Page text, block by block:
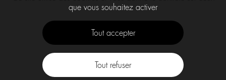
que vous souhaitez activer
Tout accepter
Tout refuser